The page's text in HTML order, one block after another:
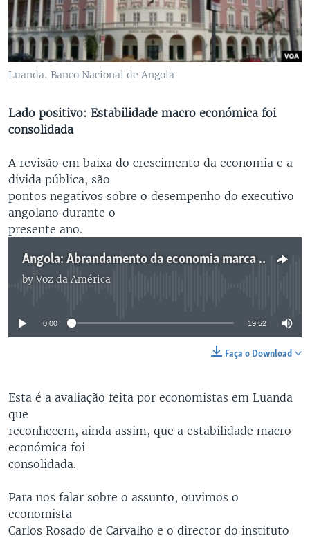
Luanda, Banco Nacional de Angola
Lado positivo: Estabilidade macro económica foi
consolidada
A revisão em baixa do crescimento da economia e a
divida pública, são
pontos negativos sobre o desempenho do executivo
angolano durante o
presente ano.
Angola: Abrandamento da economia marca 2013
byVoz da América
No media source currently available
0:00 19:52
Faça o Download
Esta é a avaliação feita por economistas em Luanda
que
reconhecem, ainda assim, que a estabilidade macro
económica foi
consolidada.
Para nos falar sobre o assunto, ouvimos o
economista
Carlos Rosado de Carvalho e o director do instituto